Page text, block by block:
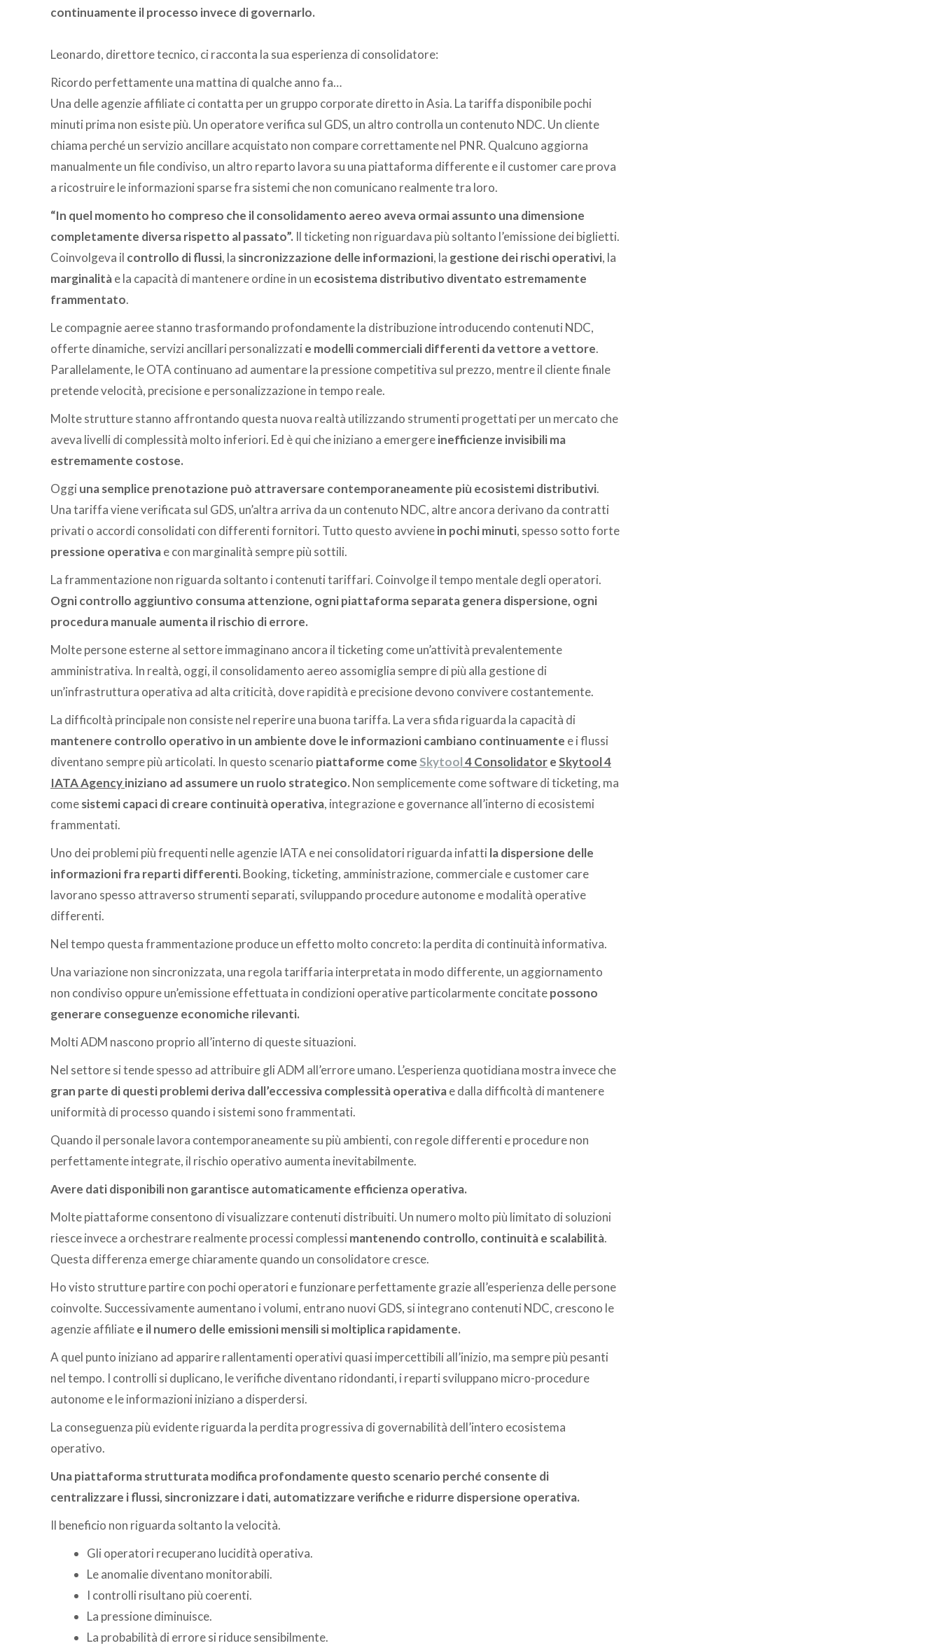
continuamente il processo invece di governarlo.
Leonardo, direttore tecnico, ci racconta la sua esperienza di consolidatore:
Ricordo perfettamente una mattina di qualche anno fa…
Una delle agenzie affiliate ci contatta per un gruppo corporate diretto in Asia. La tariffa disponibile pochi
minuti prima non esiste più. Un operatore verifica sul GDS, un altro controlla un contenuto NDC. Un cliente
chiama perché un servizio ancillare acquistato non compare correttamente nel PNR. Qualcuno aggiorna
manualmente un file condiviso, un altro reparto lavora su una piattaforma differente e il customer care prova
a ricostruire le informazioni sparse fra sistemi che non comunicano realmente tra loro.
“In quel momento ho compreso che il consolidamento aereo aveva ormai assunto una dimensione
completamente diversa rispetto al passato”. Il ticketing non riguardava più soltanto l’emissione dei biglietti.
Coinvolgeva il controllo di flussi, la sincronizzazione delle informazioni, la gestione dei rischi operativi, la
marginalitàe la capacità di mantenere ordine in un ecosistema distributivo diventato estremamente
frammentato.
Le compagnie aeree stanno trasformando profondamente la distribuzione introducendo contenuti NDC,
offerte dinamiche, servizi ancillari personalizzati e modelli commerciali differenti da vettore a vettore.
Parallelamente, le OTA continuano ad aumentare la pressione competitiva sul prezzo, mentre il cliente finale
pretende velocità, precisione e personalizzazione in tempo reale.
Molte strutture stanno affrontando questa nuova realtà utilizzando strumenti progettati per un mercato che
aveva livelli di complessità molto inferiori. Ed è qui che iniziano a emergereinefficienze invisibili ma
estremamente costose.
Oggi una semplice prenotazione può attraversare contemporaneamente più ecosistemi distributivi.
Una tariffa viene verificata sul GDS, un’altra arriva da un contenuto NDC, altre ancora derivano da contratti
privati o accordi consolidati con differenti fornitori. Tutto questo avvienein pochi minuti, spesso sotto forte
pressione operativae con marginalità sempre più sottili.
La frammentazione non riguarda soltanto i contenuti tariffari. Coinvolge il tempo mentale degli operatori.
Ogni controllo aggiuntivo consuma attenzione, ogni piattaforma separata genera dispersione, ogni
procedura manuale aumenta il rischio di errore.
Molte persone esterne al settore immaginano ancora il ticketing come un’attività prevalentemente
amministrativa. In realtà, oggi, il consolidamento aereo assomiglia sempre di più alla gestione di
un’infrastruttura operativa ad alta criticità, dove rapidità e precisione devono convivere costantemente.
La difficoltà principale non consiste nel reperire una buona tariffa. La vera sfida riguarda la capacità di
mantenere controllo operativo in un ambiente dove le informazioni cambiano continuamente e i flussi
diventano sempre più articolati. In questo scenario piattaforme comeSkytool4 ConsolidatoreSkytool 4
IATA Agencyiniziano ad assumere un ruolo strategico. Non semplicemente come software di ticketing, ma
comesistemi capaci di creare continuità operativa, integrazione e governance all’interno di ecosistemi
frammentati.
Uno dei problemi più frequenti nelle agenzie IATA e nei consolidatori riguarda infatti la dispersione delle
informazioni fra reparti differenti. Booking, ticketing, amministrazione, commerciale e customer care
lavorano spesso attraverso strumenti separati, sviluppando procedure autonome e modalità operative
differenti.
Nel tempo questa frammentazione produce un effetto molto concreto: la perdita di continuità informativa.
Una variazione non sincronizzata, una regola tariffaria interpretata in modo differente, un aggiornamento
non condiviso oppure un’emissione effettuata in condizioni operative particolarmente concitatepossono
generare conseguenze economiche rilevanti.
Molti ADM nascono proprio all’interno di queste situazioni.
Nel settore si tende spesso ad attribuire gli ADM all’errore umano. L’esperienza quotidiana mostra invece che
gran parte di questi problemi deriva dall’eccessiva complessità operativae dalla difficoltà di mantenere
uniformità di processo quando i sistemi sono frammentati.
Quando il personale lavora contemporaneamente su più ambienti, con regole differenti e procedure non
perfettamente integrate, il rischio operativo aumenta inevitabilmente.
Avere dati disponibili non garantisce automaticamente efficienza operativa.
Molte piattaforme consentono di visualizzare contenuti distribuiti. Un numero molto più limitato di soluzioni
riesce invece a orchestrare realmente processi complessi mantenendo controllo, continuità e scalabilità.
Questa differenza emerge chiaramente quando un consolidatore cresce.
Ho visto strutture partire con pochi operatori e funzionare perfettamente grazie all’esperienza delle persone
coinvolte. Successivamente aumentano i volumi, entrano nuovi GDS, si integrano contenuti NDC, crescono le
agenzie affiliatee il numero delle emissioni mensili si moltiplica rapidamente.
A quel punto iniziano ad apparire rallentamenti operativi quasi impercettibili all’inizio, ma sempre più pesanti
nel tempo. I controlli si duplicano, le verifiche diventano ridondanti, i reparti sviluppano micro-procedure
autonome e le informazioni iniziano a disperdersi.
La conseguenza più evidente riguarda la perdita progressiva di governabilità dell’intero ecosistema
operativo.
Una piattaforma strutturata modifica profondamente questo scenario perché consente di
centralizzare i flussi, sincronizzare i dati, automatizzare verifiche e ridurre dispersione operativa.
Il beneficio non riguarda soltanto la velocità.
Gli operatori recuperano lucidità operativa.
Le anomalie diventano monitorabili.
I controlli risultano più coerenti.
La pressione diminuisce.
La probabilità di errore si riduce sensibilmente.